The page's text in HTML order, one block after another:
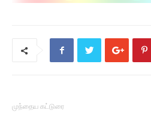
முந்தைய கட்டுரை